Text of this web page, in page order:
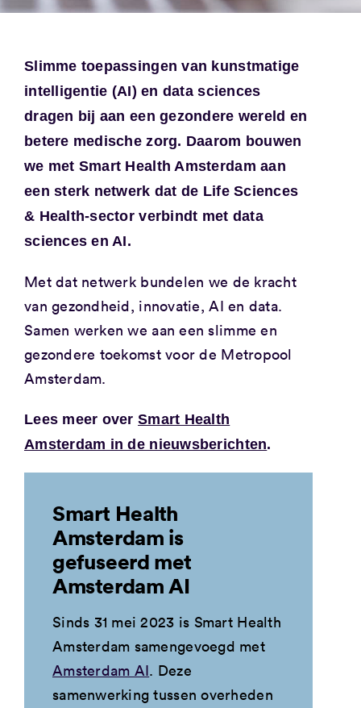
Slimme toepassingen van kunstmatige
intelligentie (AI) en data sciences
dragen bij aan een gezondere wereld en
betere medische zorg. Daarom bouwen
we met Smart Health Amsterdam aan
een sterk netwerk dat de Life Sciences
& Health-sector verbindt met data
sciences en AI.
Met dat netwerk bundelen we de kracht
van gezondheid, innovatie, AI en data.
Samen werken we aan een slimme en
gezondere toekomst voor de Metropool
Amsterdam.
Lees meer overSmart Health
Amsterdam in de nieuwsberichten.
Smart Health
Amsterdam is
gefuseerd met
Amsterdam AI
Sinds 31 mei 2023 is Smart Health
Amsterdam samengevoegd met
Amsterdam AI. Deze
samenwerking tussen overheden